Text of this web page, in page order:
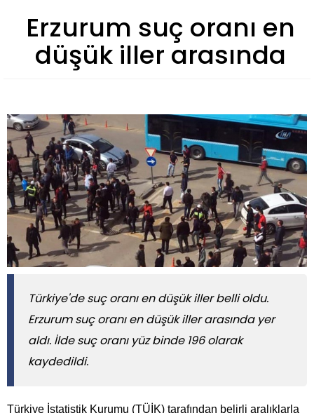
Erzurum suç oranı en
düşük iller arasında
Türkiye'de suç oranı en düşük iller belli oldu.
Erzurum suç oranı en düşük iller arasında yer
aldı. İlde suç oranı yüz binde 196 olarak
kaydedildi.
Türkiye İstatistik Kurumu (TÜİK) tarafından belirli aralıklarla